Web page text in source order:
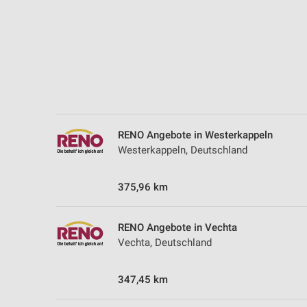
RENO Angebote in Westerkappeln
Westerkappeln, Deutschland
375,96 km
RENO Angebote in Vechta
Vechta, Deutschland
347,45 km